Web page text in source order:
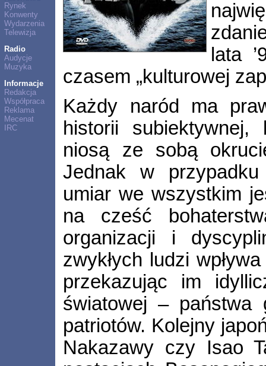
Rynek
Konwenty
Wydarzenia
Telewizja
Radio
Audycje
Muzyka
Informacje
Redakcja
Współpraca
Reklama
Mecenat
IRC
lata
czasem „kulturowej
Każdy naród ma
historii
niosą ze sobą
Jednak w przypadku
umiar we wszystkim
na cześć
organizacji i
zwykłych ludzi
przekazując im
światowej – państwa
patriotów. Kolejny
Nakazawy czy Isao